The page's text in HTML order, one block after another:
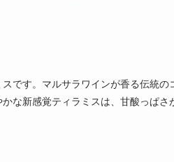
です。マルサラワインが香る伝統
な新感覚ティラミスは、甘酸っぱ